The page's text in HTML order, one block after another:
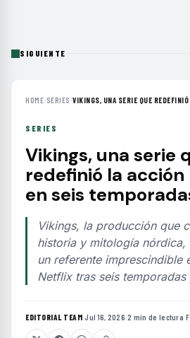
SIGUIENTE
HOME› SERIES ›VIKINGS, UNA SERIE QUE
SERIES
Vikings, una serie
redefinió la
en seis
Vikings, la producción que
historia y mitología nórdica,
un referente imprescindible
Netflix tras seis
EDITORIAL TEAM·Jul 16, 2026·2 min de lectura·